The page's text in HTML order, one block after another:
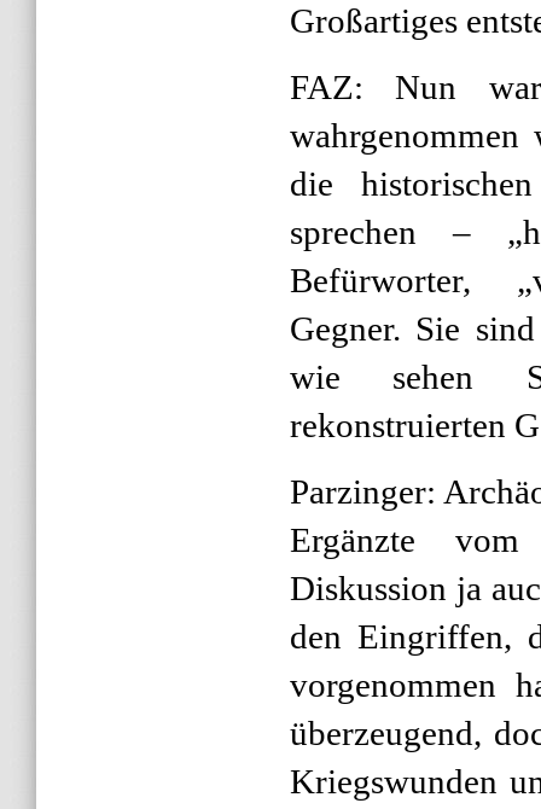
Großartiges
FAZ: Nun
die
sprechen –
Befürworter,
Gegner. Sie
wie sehen
rekonstruierten
Parzinger:
Ergänzte
Diskussion ja
den Eingriffen,
vorgenommen
überzeugend,
Kriegswunden